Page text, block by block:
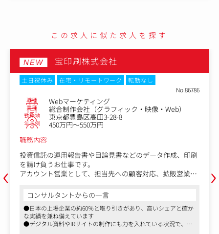
この求人に似た求人を探す
‹、
校
NEW 株式会社アラテ
土日祝休み フレックスタイム制
在宅・リモートワーク
職種 広告運用担当者
業種 デジタルエージェンシー
東京都港区西新橋1-1-1日比谷フォートタワー
職務内容
●広告配信の入札調整、予算配分、クリエイティブ分
●配信最適化、各種ツール連携のレクチャー
●主要媒体（Google、Yahoo!、Meta等）の豊富な知見
活かした運用設計や上流工程の理解・提案
※担当案件数：1人あたり4～5件程度（中堅～高難易度
コンサルタントからの一言
●一人ひとりが裁量を持って働くことが可能です
›